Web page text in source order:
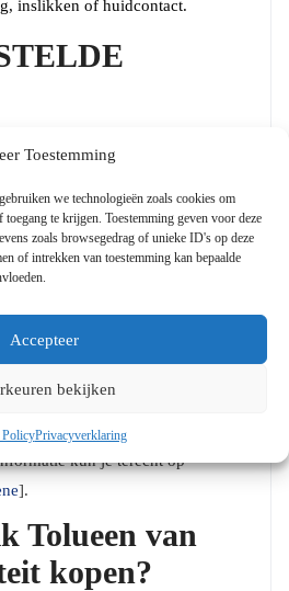
Toestemming
we technologieën zoals cookies om
toegang te krijgen. Toestemming geven voor deze
zoals browsegedrag of unieke ID's op deze
of intrekken van toestemming kan bepaalde
Accepteer
bekijken
Privacyverklaring
inslikken of huidcontact.
het schadelijk zijn. Altijd in een
ruimte gebruiken en contact
is met veel stoffen, is het
de compatibiliteit met andere
informatie over Tolueen?
kun je terecht op
].
Tolueen van
kopen?